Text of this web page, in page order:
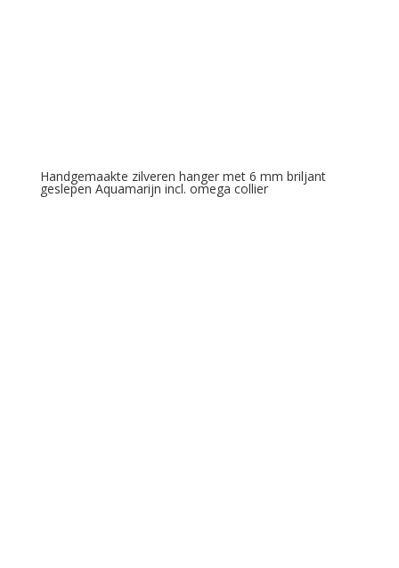
Handgemaakte zilveren hanger met 6 mm briljant
geslepen Aquamarijn incl. omega collier